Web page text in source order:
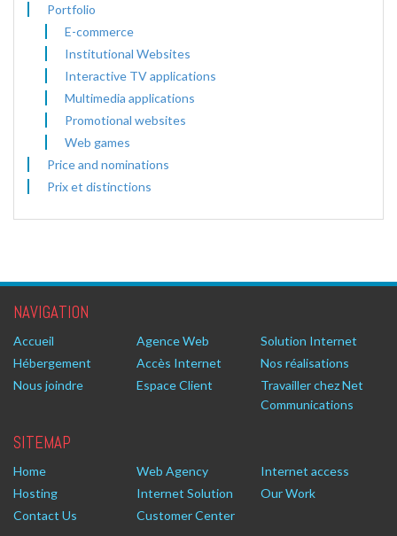
Portfolio
E-commerce
Institutional Websites
Interactive TV applications
Multimedia applications
Promotional websites
Web games
Price and nominations
Prix et distinctions
NAVIGATION
Accueil Agence Web
Solution Internet
Hébergement
Accès Internet
Nos réalisations
Nous joindre
Espace Client
Travailler chez Net
Communications
SITEMAP
Home Web Agency
Internet access
Hosting
Internet Solution
Our Work
Contact Us
Customer Center